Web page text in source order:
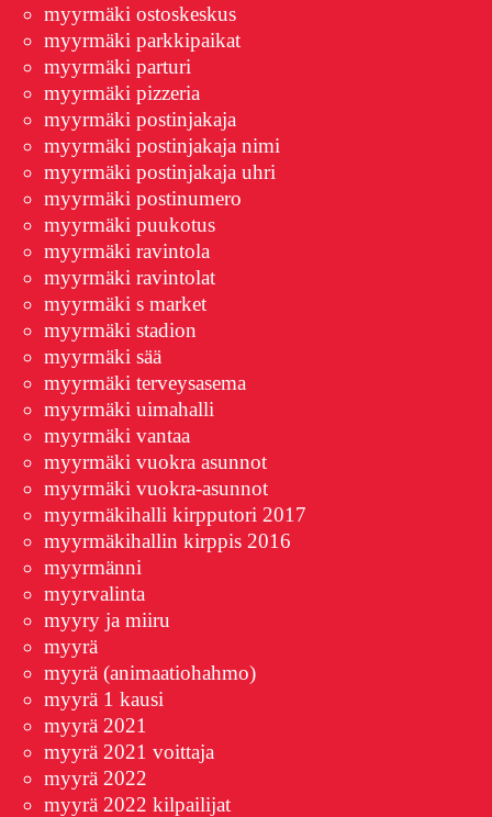
myyrmäki ostoskeskus
myyrmäki parkkipaikat
myyrmäki parturi
myyrmäki pizzeria
myyrmäki postinjakaja
myyrmäki postinjakaja nimi
myyrmäki postinjakaja uhri
myyrmäki postinumero
myyrmäki puukotus
myyrmäki ravintola
myyrmäki ravintolat
myyrmäki s market
myyrmäki stadion
myyrmäki sää
myyrmäki terveysasema
myyrmäki uimahalli
myyrmäki vantaa
myyrmäki vuokra asunnot
myyrmäki vuokra-asunnot
myyrmäkihalli kirpputori 2017
myyrmäkihallin kirppis 2016
myyrmänni
myyrvalinta
myyry ja miiru
myyrä
myyrä (animaatiohahmo)
myyrä 1 kausi
myyrä 2021
myyrä 2021 voittaja
myyrä 2022
myyrä 2022 kilpailijat